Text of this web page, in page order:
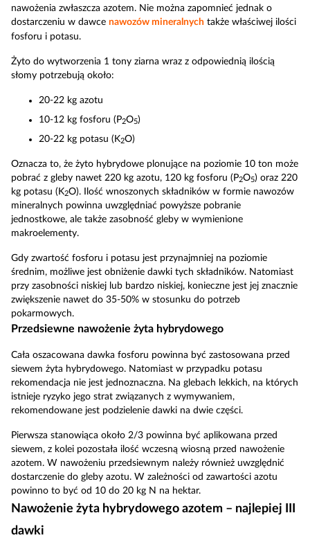
nawożenia zwłaszcza azotem. Nie można zapomnieć jednak o
dostarczeniu w dawce nawozów mineralnych także właściwej ilości
fosforu i potasu.
Żyto do wytworzenia 1 tony ziarna wraz z odpowiednią ilością
słomy potrzebują około:
20-22 kg azotu
10-12 kg fosforu (P2O5)
20-22 kg potasu (K2O)
Oznacza to, że żyto hybrydowe plonujące na poziomie 10 ton może
pobrać z gleby nawet 220 kg azotu, 120 kg fosforu (P2O5) oraz 220
kg potasu (K2O). Ilość wnoszonych składników w formie nawozów
mineralnych powinna uwzględniać powyższe pobranie
jednostkowe, ale także zasobność gleby w wymienione
makroelementy.
Gdy zwartość fosforu i potasu jest przynajmniej na poziomie
średnim, możliwe jest obniżenie dawki tych składników. Natomiast
przy zasobności niskiej lub bardzo niskiej, konieczne jest jej znacznie
zwiększenie nawet do 35-50% w stosunku do potrzeb
pokarmowych.
Przedsiewne nawożenie żyta hybrydowego
Cała oszacowana dawka fosforu powinna być zastosowana przed
siewem żyta hybrydowego. Natomiast w przypadku potasu
rekomendacja nie jest jednoznaczna. Na glebach lekkich, na których
istnieje ryzyko jego strat związanych z wymywaniem,
rekomendowane jest podzielenie dawki na dwie części.
Pierwsza stanowiąca około 2/3 powinna być aplikowana przed
siewem, z kolei pozostała ilość wczesną wiosną przed nawożenie
azotem. W nawożeniu przedsiewnym należy również uwzględnić
dostarczenie do gleby azotu. W zależności od zawartości azotu
powinno to być od 10 do 20 kg N na hektar.
Nawożenie żyta hybrydowego azotem – najlepiej III
dawki